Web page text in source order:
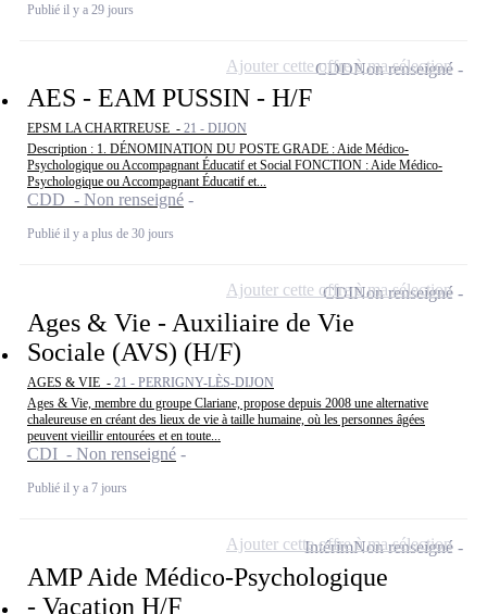
Publié il y a 29 jours
AES - EAM PUSSIN - H/F
EPSM LA CHARTREUSE - 21 - DIJON
Description : 1. DÉNOMINATION DU POSTE GRADE : Aide Médico-
Psychologique ou Accompagnant Éducatif et Social FONCTION : Aide Médico-
Psychologique ou Accompagnant Éducatif et...
CDD - Non renseigné
Publié il y a plus de 30 jours
CDDNon renseigné
Ajouter cette offre à ma sélection
Ages & Vie - Auxiliaire de Vie
Sociale (AVS) (H/F)
AGES & VIE - 21 - PERRIGNY-LÈS-DIJON
Ages & Vie, membre du groupe Clariane, propose depuis 2008 une alternative
chaleureuse en créant des lieux de vie à taille humaine, où les personnes âgées
peuvent vieillir entourées et en toute...
CDI - Non renseigné
Publié il y a 7 jours
CDINon renseigné
Ajouter cette offre à ma sélection
AMP Aide Médico-Psychologique
- Vacation H/F
IntérimNon renseigné
Ajouter cette offre à ma sélection